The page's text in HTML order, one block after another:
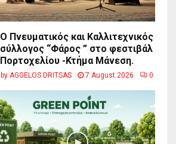
Ο Πνευματικός και Καλλιτεχνικός
σύλλογος “Φάρος ” στο φεστιβάλ
Πορτοχελίου -Κτήμα Μάνεση.
by AGGELOS DRITSAS 7 August 2026 0